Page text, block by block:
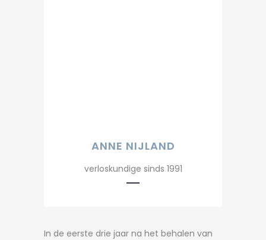
ANNE NIJLAND
verloskundige sinds 1991
In de eerste drie jaar na het behalen van